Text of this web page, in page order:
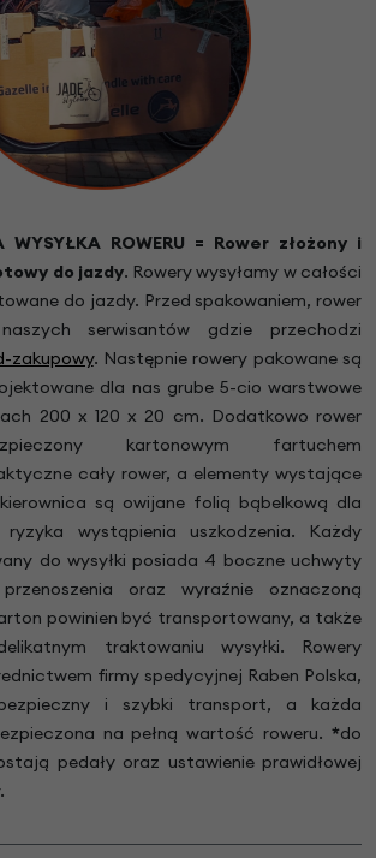
WYSYŁKA ROWERU = Rower złożony i
do jazdy. Rowery wysyłamy w całości
do jazdy. Przed spakowaniem, rower
serwisantów gdzie przechodzi
zakupowy. Następnie rowery pakowane są
dla nas grube 5-cio warstwowe
200 x 120 x 20 cm. Dodatkowo rower
kartonowym fartuchem
cały rower, a elementy wystające
są owijane folią bąbelkową dla
ryzyka wystąpienia uszkodzenia. Każdy
do wysyłki posiada 4 boczne uchwyty
oraz wyraźnie oznaczoną
powinien być transportowany, a także
traktowaniu wysyłki. Rowery
firmy spedycyjnej Raben Polska,
i szybki transport, a każda
na pełną wartość roweru. *do
pedały oraz ustawienie prawidłowej